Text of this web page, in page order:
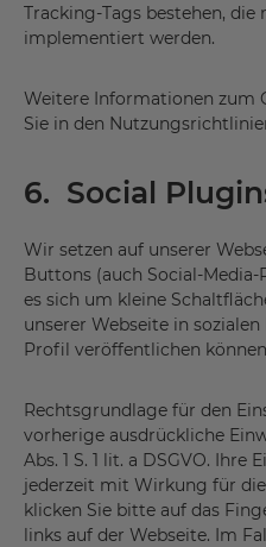
Tracking-Tags bestehen,
implementiert werden.
Weitere Informationen zum
Sie in den
6. Social
Wir setzen auf unserer
Buttons (auch Social-
es sich um kleine
unserer Webseite in
Profil veröffentlichen
Rechtsgrundlage für den
vorherige ausdrückliche
Abs. 1 S. 1 lit. a DSGVO.
jederzeit mit Wirkung für
klicken Sie bitte auf das
links auf der Webseite. Im